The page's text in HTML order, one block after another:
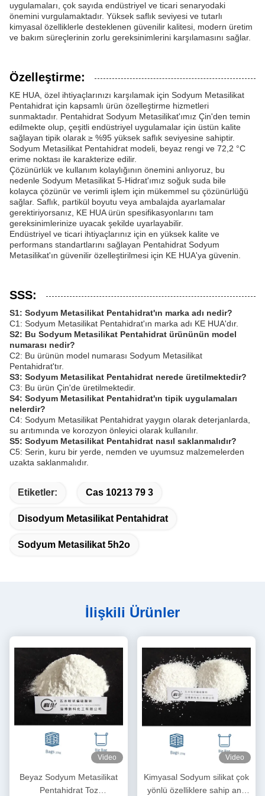
uygulamaları, çok sayıda endüstriyel ve ticari senaryodaki
önemini vurgulamaktadır. Yüksek saflık seviyesi ve tutarlı
kimyasal özelliklerle desteklenen güvenilir kalitesi, modern üretim
ve bakım süreçlerinin zorlu gereksinimlerini karşılamasını sağlar.
Özelleştirme:
KE HUA, özel ihtiyaçlarınızı karşılamak için Sodyum Metasilikat
Pentahidrat için kapsamlı ürün özelleştirme hizmetleri
sunmaktadır. Pentahidrat Sodyum Metasilikat'ımız Çin'den temin
edilmekte olup, çeşitli endüstriyel uygulamalar için üstün kalite
sağlayan tipik olarak ≥ %95 yüksek saflık seviyesine sahiptir.
Sodyum Metasilikat Pentahidrat modeli, beyaz rengi ve 72,2 °C
erime noktası ile karakterize edilir.
Çözünürlük ve kullanım kolaylığının önemini anlıyoruz, bu
nedenle Sodyum Metasilikat 5-Hidrat'ımız soğuk suda bile
kolayca çözünür ve verimli işlem için mükemmel su çözünürlüğü
sağlar. Saflık, partikül boyutu veya ambalajda ayarlamalar
gerektiriyorsanız, KE HUA ürün spesifikasyonlarını tam
gereksinimlerinize uyacak şekilde uyarlayabilir.
Endüstriyel ve ticari ihtiyaçlarınız için en yüksek kalite ve
performans standartlarını sağlayan Pentahidrat Sodyum
Metasilikat'ın güvenilir özelleştirilmesi için KE HUA'ya güvenin.
SSS:
S1: Sodyum Metasilikat Pentahidrat'ın marka adı nedir?
C1: Sodyum Metasilikat Pentahidrat'ın marka adı KE HUA'dır.
S2: Bu Sodyum Metasilikat Pentahidrat ürününün model
numarası nedir?
C2: Bu ürünün model numarası Sodyum Metasilikat
Pentahidrat'tır.
S3: Sodyum Metasilikat Pentahidrat nerede üretilmektedir?
C3: Bu ürün Çin'de üretilmektedir.
S4: Sodyum Metasilikat Pentahidrat'ın tipik uygulamaları
nelerdir?
C4: Sodyum Metasilikat Pentahidrat yaygın olarak deterjanlarda,
su arıtımında ve korozyon önleyici olarak kullanılır.
S5: Sodyum Metasilikat Pentahidrat nasıl saklanmalıdır?
C5: Serin, kuru bir yerde, nemden ve uyumsuz malzemelerden
uzakta saklanmalıdır.
Etiketler: Cas 10213 79 3
Disodyum Metasilikat Pentahidrat
Sodyum Metasilikat 5h2o
İlişkili Ürünler
Video
Beyaz Sodyum Metasilikat
Pentahidrat Toz
Video
Kimyasal Sodyum silikat çok
yönlü özelliklere sahip ana